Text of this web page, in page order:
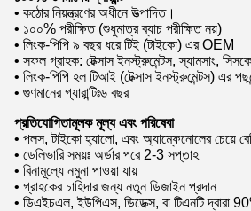
• কঠোর নিয়ন্ত্রণের অধীনে উত্পাদিত।
• ১০০% পরীক্ষিত (শুধুমাত্র ব্যাচ পরীক্ষিত নয়)
• লিংক-পিপি ৯ বছর ধরে টিই (টাইকো) এর OEM
• সফল গ্রাহক: টেক্সাস ইনস্ট্রুমেন্টস, স্যামসাং,
• লিংক-পিপি হল টিআই (টেক্সাস ইনস্ট্রুমেন্টস) এর
• গুণমানের গ্যারান্টিঃ৬ বছর
প্রতিযোগিতামূলক মূল্য এবং পরিষেবা
• পলস, টাইকো হ্যালো, এবং অ্যাম্ফেনোলের চেয়ে
• ডেলিভারি সময়ঃ অর্ডার পরে 2-3 সপ্তাহ
• বিনামূল্যে নমুনা পাওয়া যায়
• গ্রাহকের চাহিদার জন্য নতুন ডিজাইন প্রদান
• ডিএইচএল, ইউপিএস, ডিডেক্স, বা টিএনটি দ্বারা